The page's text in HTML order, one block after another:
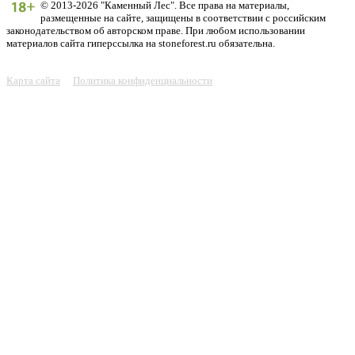
© 2013-2026 "Каменный Лес". Все права на материалы,
размещенные на сайте, защищены в соответствии с российским
законодательством об авторском праве. При любом использовании
материалов сайта гиперссылка на stoneforest.ru обязательна.
Карта сайта Политика конфиденциальности